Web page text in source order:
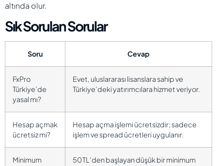
altında olur.
Sık Sorulan Sorular
Soru Cevap
FxPro
Türkiye’de
yasal mı?
Evet, uluslararası lisanslara sahip ve
Türkiye’deki yatırımcılara hizmet veriyor.
Hesap açmak
ücretsiz mi?
Hesap açma işlemi ücretsizdir; sadece
işlem ve spread ücretleri uygulanır.
Minimum
50 TL’den başlayan düşük bir minimum